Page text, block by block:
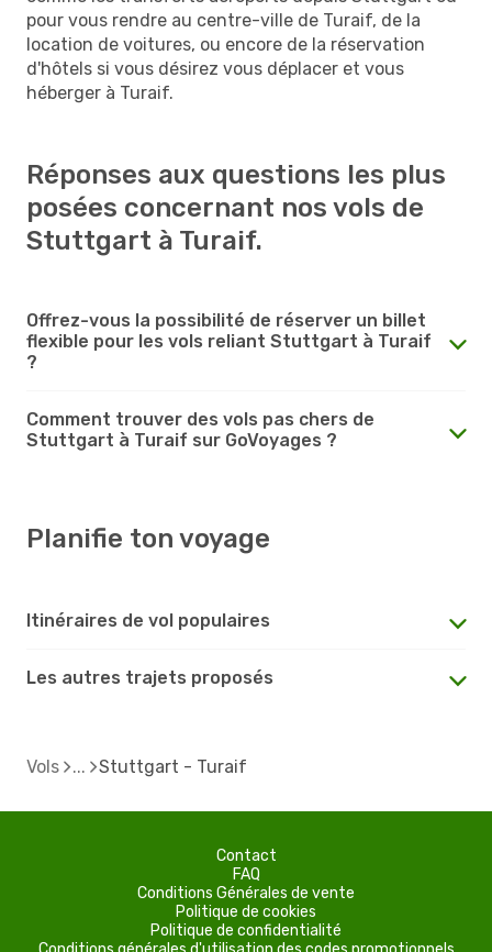
pour vous rendre au centre-ville de Turaif, de la
location de voitures, ou encore de la réservation
d'hôtels si vous désirez vous déplacer et vous
héberger à Turaif.
Réponses aux questions les plus
posées concernant nos vols de
Stuttgart à Turaif.
Offrez-vous la possibilité de réserver un billet
flexible pour les vols reliant Stuttgart à Turaif
?
Comment trouver des vols pas chers de
Stuttgart à Turaif sur GoVoyages ?
Planifie ton voyage
Itinéraires de vol populaires
Les autres trajets proposés
Vols Stuttgart - Turaif
Contact
FAQ
Conditions Générales de vente
Politique de cookies
Politique de confidentialité